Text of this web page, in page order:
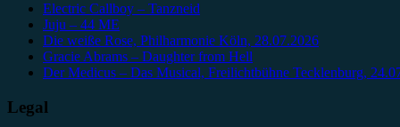
Electric Callboy – Tanzneid
Juju – 44 ME
Die weiße Rose, Philharmonie Köln, 28.07.2026
Gracie Abrams – Daughter from Hell
Der Medicus – Das Musical, Freilichtbühne Tecklenburg,
Legal